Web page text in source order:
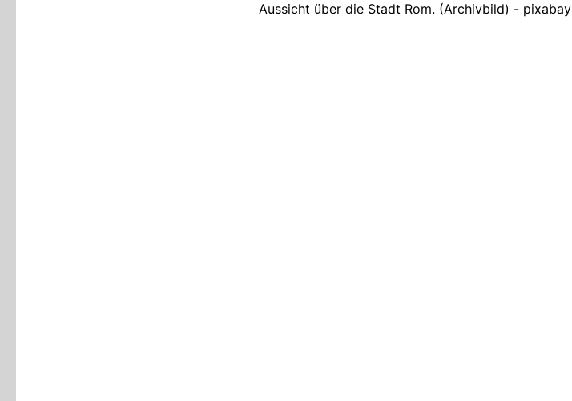
Aussicht über die Stadt Rom. (Archivbild) - pixabay